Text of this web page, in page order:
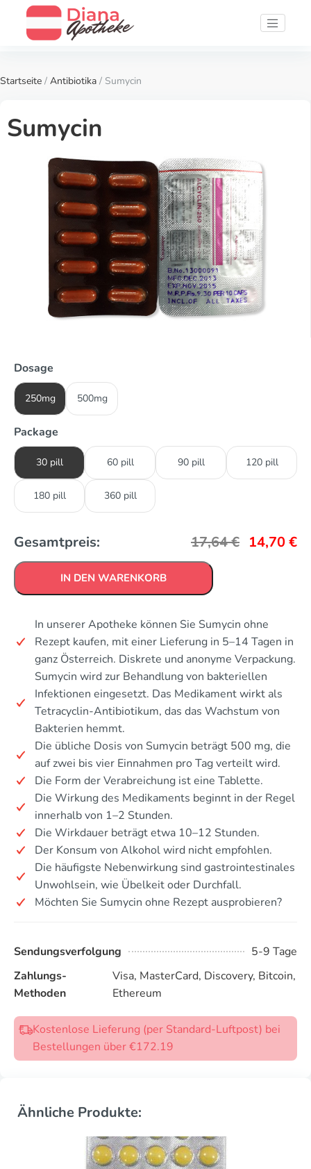
Startseite / Antibiotika / Sumycin
Sumycin
Dosage
250mg 500mg
Package
30 pill 60 pill 90 pill 120 pill
180 pill 360 pill
Gesamtpreis: 17,64€ 14,70€
IN DEN WARENKORB
In unserer Apotheke können Sie Sumycin ohne
Rezept kaufen, mit einer Lieferung in 5–14 Tagen in
ganz Österreich. Diskrete und anonyme Verpackung.
Sumycin wird zur Behandlung von bakteriellen
Infektionen eingesetzt. Das Medikament wirkt als
Tetracyclin-Antibiotikum, das das Wachstum von
Bakterien hemmt.
Die übliche Dosis von Sumycin beträgt 500 mg, die
auf zwei bis vier Einnahmen pro Tag verteilt wird.
Die Form der Verabreichung ist eine Tablette.
Die Wirkung des Medikaments beginnt in der Regel
innerhalb von 1–2 Stunden.
Die Wirkdauer beträgt etwa 10–12 Stunden.
Der Konsum von Alkohol wird nicht empfohlen.
Die häufigste Nebenwirkung sind gastrointestinales
Unwohlsein, wie Übelkeit oder Durchfall.
Möchten Sie Sumycin ohne Rezept ausprobieren?
Sendungsverfolgung
5-9 Tage
Zahlungs-
Methoden
Visa, MasterCard, Discovery, Bitcoin,
Ethereum
Kostenlose Lieferung (per Standard-Luftpost) bei
Bestellungen über €172.19
Ähnliche Produkte: